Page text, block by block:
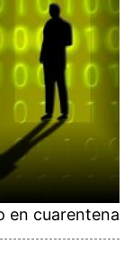
en cuarentena